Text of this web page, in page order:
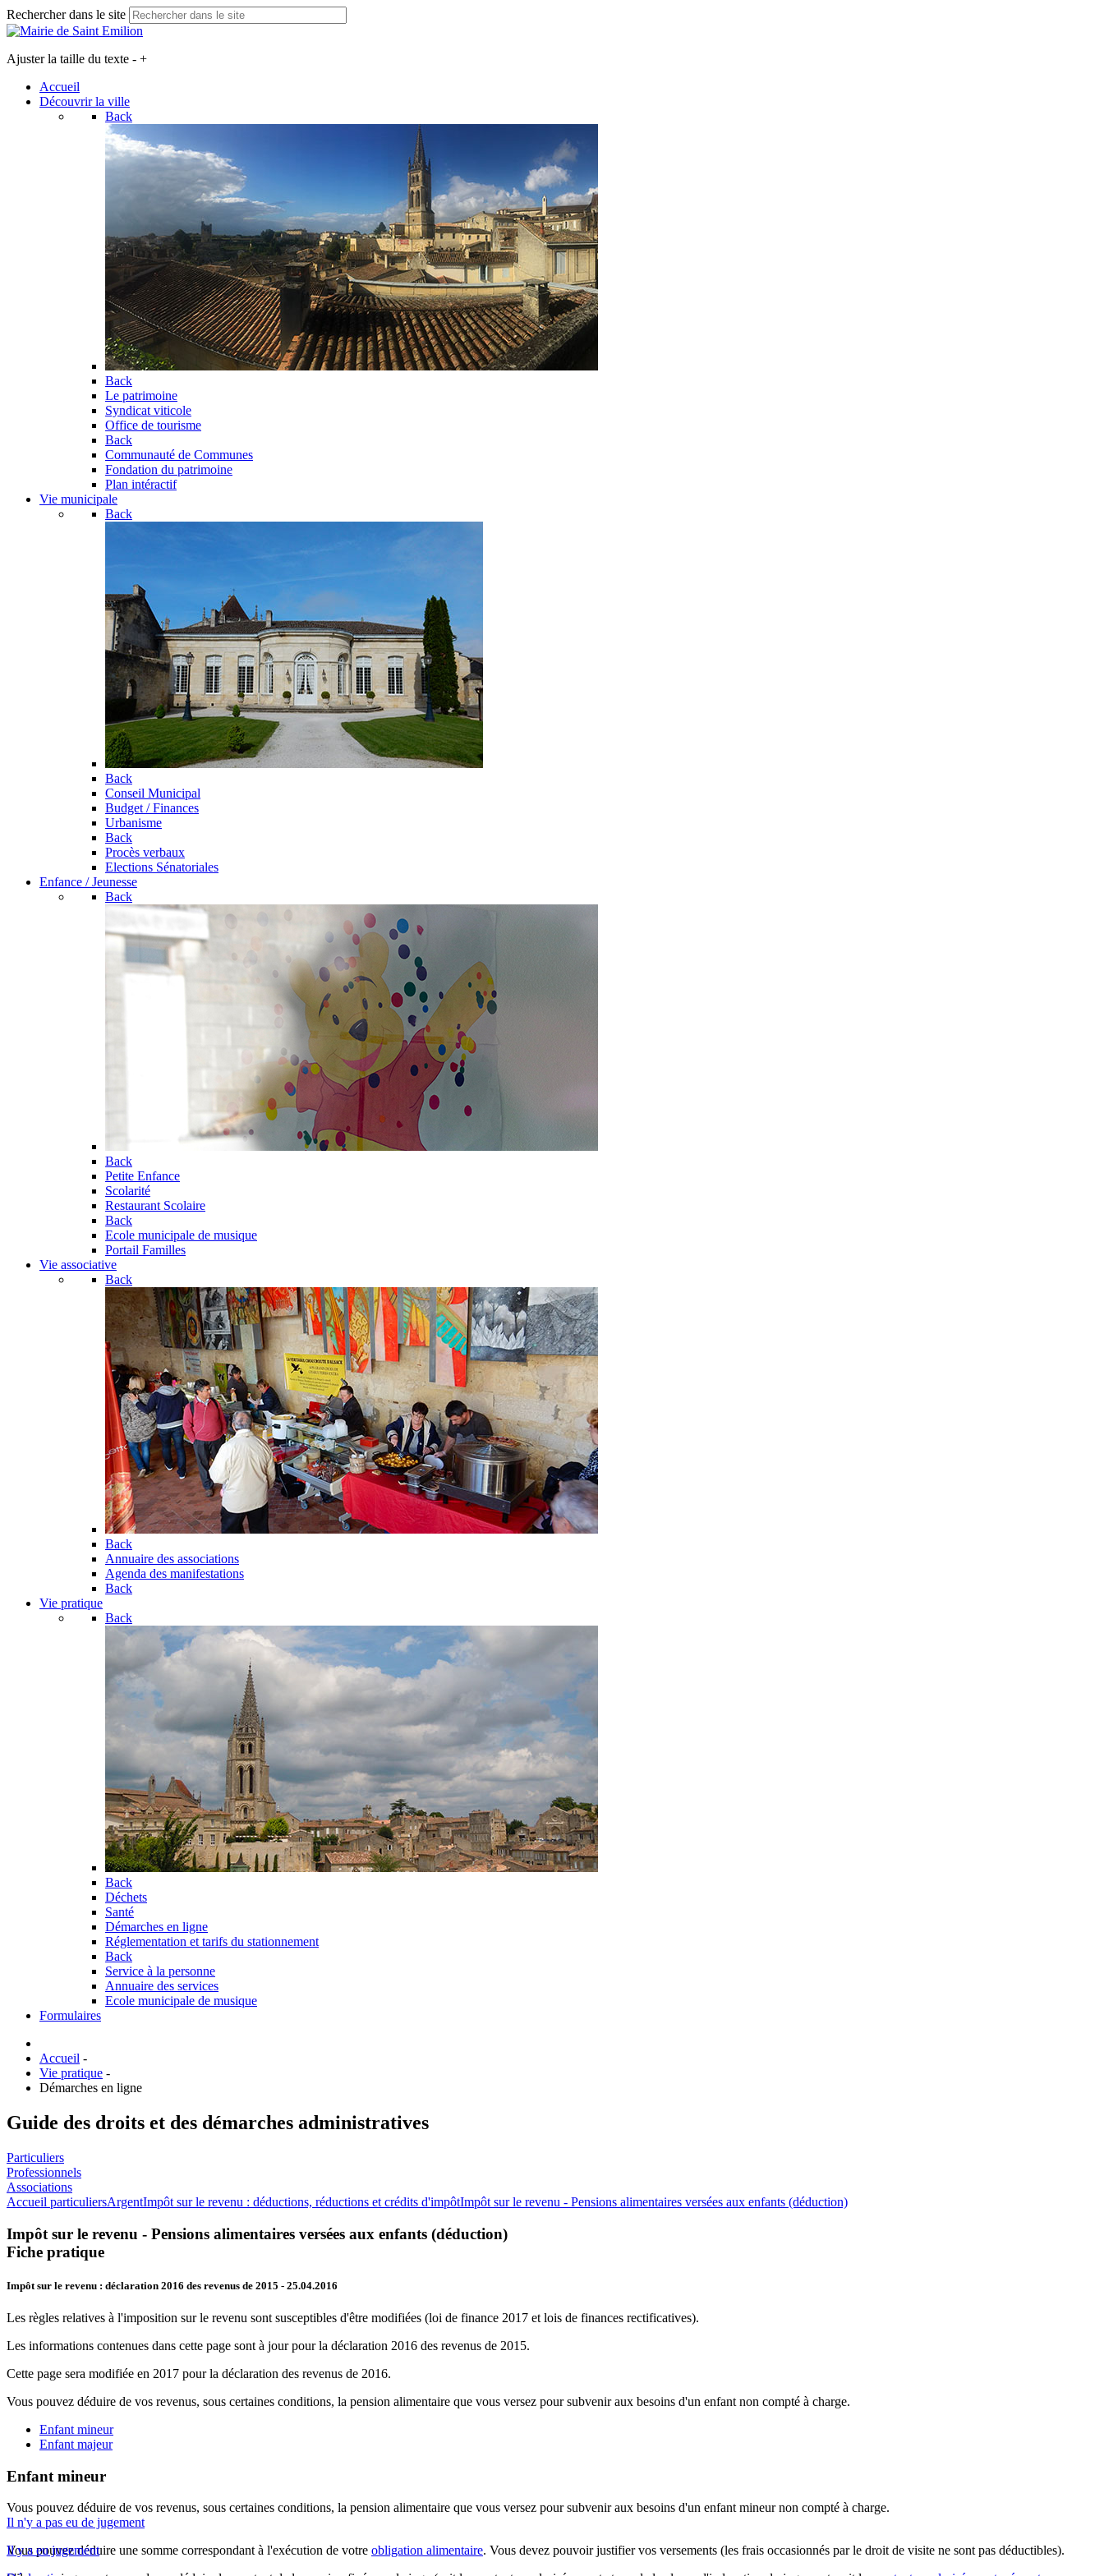
Rechercher dans le site
Ajuster la taille du texte - +
Accueil
Découvrir la ville
Back
Back
Le patrimoine
Syndicat viticole
Office de tourisme
Back
Communauté de Communes
Fondation du patrimoine
Plan intéractif
Vie municipale
Back
Back
Conseil Municipal
Budget / Finances
Urbanisme
Back
Procès verbaux
Elections Sénatoriales
Enfance / Jeunesse
Back
Back
Petite Enfance
Scolarité
Restaurant Scolaire
Back
Ecole municipale de musique
Portail Familles
Vie associative
Back
Back
Annuaire des associations
Agenda des manifestations
Back
Vie pratique
Back
Back
Déchets
Santé
Démarches en ligne
Réglementation et tarifs du stationnement
Back
Service à la personne
Annuaire des services
Ecole municipale de musique
Formulaires
Accueil -
Vie pratique -
Démarches en ligne
Guide des droits et des démarches administratives
Particuliers
Professionnels
Associations
Accueil particuliersArgentImpôt sur le revenu : déductions, réductions et crédits d'impôtImpôt sur le revenu - Pensions alimentaires versées aux enfants (déduction)
Impôt sur le revenu - Pensions alimentaires versées aux enfants (déduction)
Fiche pratique
Impôt sur le revenu : déclaration 2016 des revenus de 2015 - 25.04.2016
Les règles relatives à l'imposition sur le revenu sont susceptibles d'être modifiées (loi de finance 2017 et lois de finances rectificatives).
Les informations contenues dans cette page sont à jour pour la déclaration 2016 des revenus de 2015.
Cette page sera modifiée en 2017 pour la déclaration des revenus de 2016.
Vous pouvez déduire de vos revenus, sous certaines conditions, la pension alimentaire que vous versez pour subvenir aux besoins d'un enfant non compté à charge.
Enfant mineur
Enfant majeur
Enfant mineur
Vous pouvez déduire de vos revenus, sous certaines conditions, la pension alimentaire que vous versez pour subvenir aux besoins d'un enfant mineur non compté à charge.
Il n'y a pas eu de jugement
Vous pouvez déduire une somme correspondant à l'exécution de votre obligation alimentaire. Vous devez pouvoir justifier vos versements (les frais occasionnés par le droit de visite ne sont pas déductibles).
Il y a eu jugement